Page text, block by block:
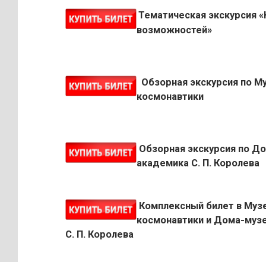
Тематическая экскурсия
возможностей»
Обзорная экскурсия по
космонавтики
Обзорная экскурсия по
академика С. П. Королева
Комплексный билет в
космонавтики и Дома-
С. П. Королева